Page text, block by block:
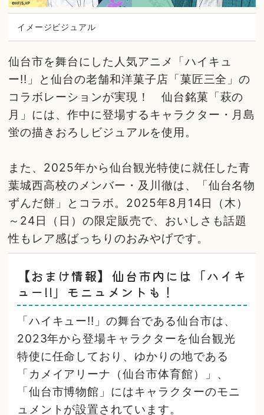
イメージビジュアル
仙台市を舞台にした人気アニメ「ハイキュ
ー!!」と仙台の老舗和洋菓子店「菓匠三全」の
コラボレーションが実現！ 仙台銘菓「萩の
月」には、作中に登場するキャラクター・月島
蛍の描きおろしビジュアルを使用。
また、2025年から仙台観光特使に就任した青
葉城西高校のメンバー・及川徹は、「仙台名物
ずんだ餅」とコラボ。2025年8月14日（木）
～24日（日）の限定販売で、おいしさも話題
性もレア感ばっちりのおみやげです。
【おまけ情報】仙台市内には「ハイキ
ュー!!」モニュメントも！
「ハイキュー!!」の舞台である仙台市は、
2023年から登場キャラクターを仙台観光
特使に任命しており、ゆかりの地である
「カメイアリーナ（仙台市体育館）」、
「仙台市博物館」にはキャラクターのモニ
ュメントが設置されています。